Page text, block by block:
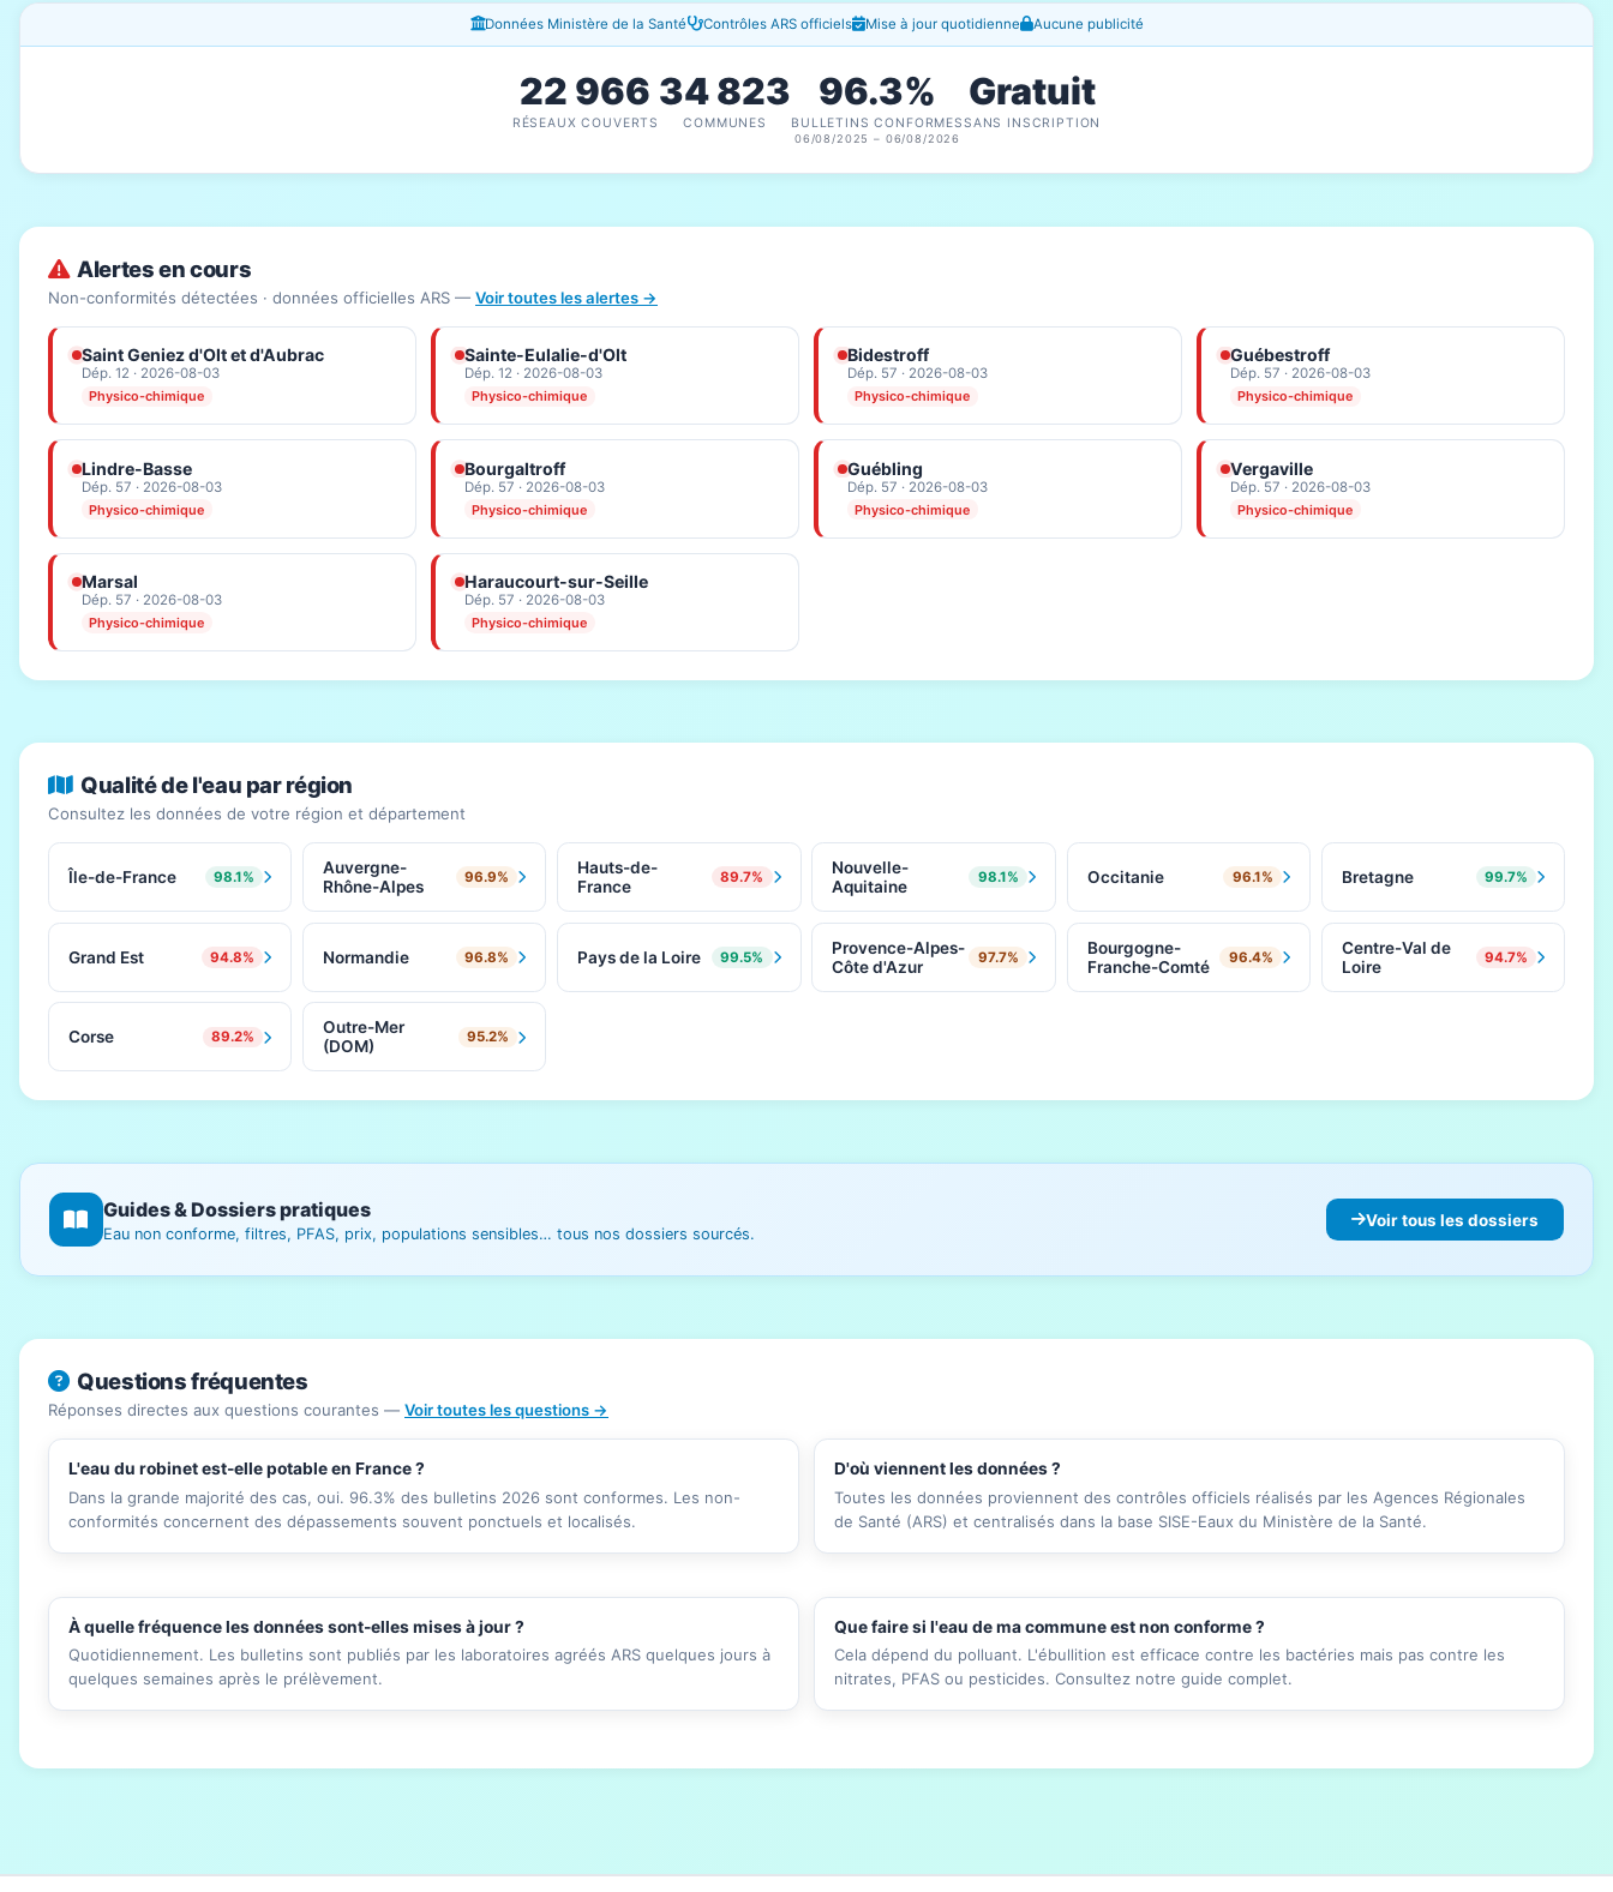
Fenêtres d'information Données Ministère de la Santé Contrôles ARS officiels Mise à jour quotidienne Aucune publicité
22 966
RÉSEAUX COUVERTS
34 823
COMMUNES
96.3%
BULLETINS CONFORMES
06/08/2025 – 06/08/2026
Gratuit
SANS INSCRIPTION
Alertes en cours
Non-conformités détectées · données officielles ARS — Voir toutes les alertes →
Saint Geniez d'Olt et d'Aubrac
Dép. 12 · 2026-08-03
Physico-chimique
Sainte-Eulalie-d'Olt
Dép. 12 · 2026-08-03
Physico-chimique
Bidestroff
Dép. 57 · 2026-08-03
Physico-chimique
Guébestroff
Dép. 57 · 2026-08-03
Physico-chimique
Lindre-Basse
Dép. 57 · 2026-08-03
Physico-chimique
Bourgaltroff
Dép. 57 · 2026-08-03
Physico-chimique
Guébling
Dép. 57 · 2026-08-03
Physico-chimique
Vergaville
Dép. 57 · 2026-08-03
Physico-chimique
Marsal
Dép. 57 · 2026-08-03
Physico-chimique
Haraucourt-sur-Seille
Dép. 57 · 2026-08-03
Physico-chimique
Qualité de l'eau par région
Consultez les données de votre région et département
Île-de-France 98.1%
Auvergne-
Rhône-Alpes
96.9%
Hauts-de-
France
89.7%
Nouvelle-
Aquitaine
98.1% Occitanie 96.1% Bretagne 99.7%
Grand Est 94.8% Normandie 96.8% Pays de la Loire 99.5%
Provence-Alpes-
Côte d'Azur
97.7%
Bourgogne-
Franche-Comté
96.4%
Centre-Val de
Loire
94.7%
Corse 89.2%
Outre-Mer
(DOM)
95.2%
Guides & Dossiers pratiques
Eau non conforme, filtres, PFAS, prix, populations sensibles… tous nos dossiers sourcés.
Voir tous les dossiers
Questions fréquentes
Réponses directes aux questions courantes — Voir toutes les questions →
L'eau du robinet est-elle potable en France ?
Dans la grande majorité des cas, oui. 96.3% des bulletins 2026 sont conformes. Les non-
conformités concernent des dépassements souvent ponctuels et localisés.
D'où viennent les données ?
Toutes les données proviennent des contrôles officiels réalisés par les Agences Régionales
de Santé (ARS) et centralisés dans la base SISE-Eaux du Ministère de la Santé.
À quelle fréquence les données sont-elles mises à jour ?
Quotidiennement. Les bulletins sont publiés par les laboratoires agréés ARS quelques jours à
quelques semaines après le prélèvement.
Que faire si l'eau de ma commune est non conforme ?
Cela dépend du polluant. L'ébullition est efficace contre les bactéries mais pas contre les
nitrates, PFAS ou pesticides. Consultez notre guide complet.